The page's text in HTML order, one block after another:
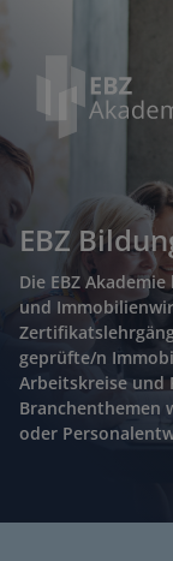
EBZ
Die EBZ
und
geprüfte/n
Arbeitskreise und
Branchenthemen
oder